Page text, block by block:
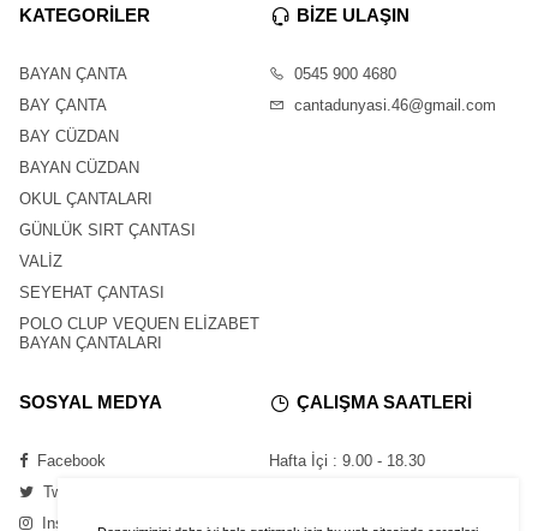
KATEGORİLER
BAYAN ÇANTA
BAY ÇANTA
BAY CÜZDAN
BAYAN CÜZDAN
OKUL ÇANTALARI
GÜNLÜK SIRT ÇANTASI
VALİZ
SEYEHAT ÇANTASI
POLO CLUP VEQUEN ELİZABET
BAYAN ÇANTALARI
BİZE ULAŞIN
0545 900 4680
cantadunyasi.46@gmail.com
SOSYAL MEDYA
Facebook
Twitter
Instagram
ÇALIŞMA SAATLERİ
Hafta İçi : 9.00 - 18.30
Pazar : Kapalı